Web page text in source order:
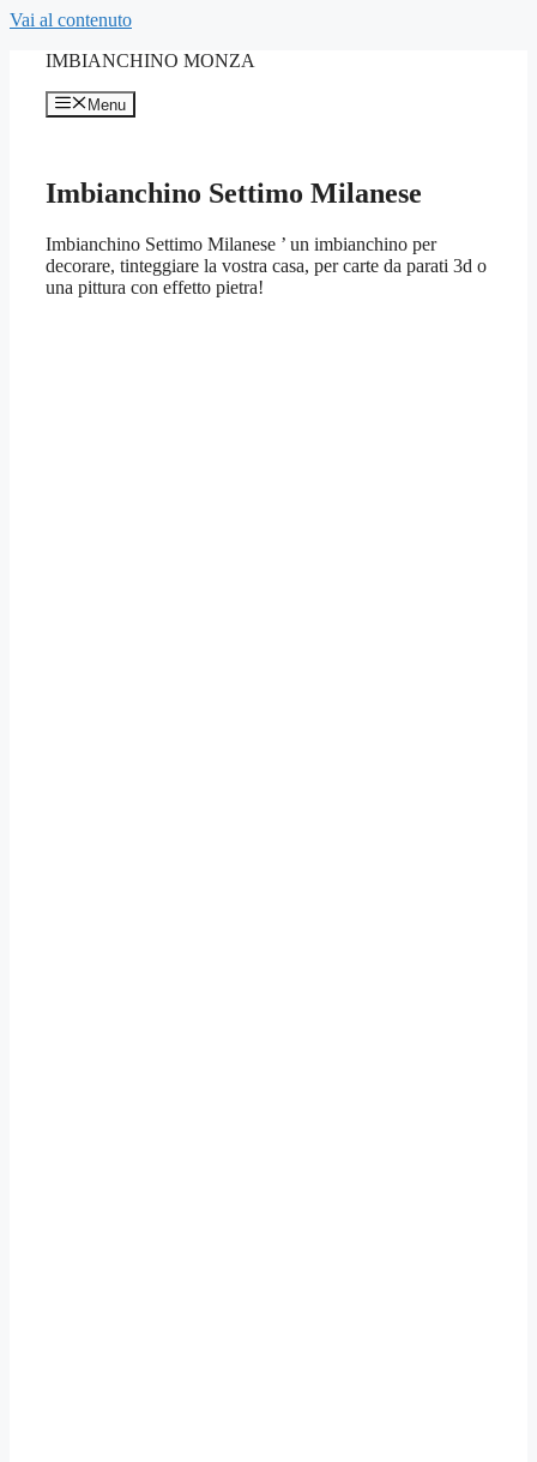
Vai al contenuto
IMBIANCHINO MONZA
Menu
Imbianchino Settimo Milanese
Imbianchino Settimo Milanese ’ un imbianchino per
decorare, tinteggiare la vostra casa, per carte da parati 3d o
una pittura con effetto pietra!